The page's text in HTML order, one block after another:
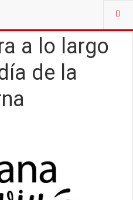
a lo largo
de la